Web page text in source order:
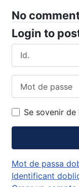
No
Login to
Se sovenir de
Mot de passa
Identificant